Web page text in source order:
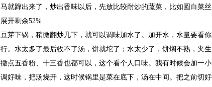
马就蹿出来了，炒出香味以后，先放比较耐炒的蔬菜，比如圆白菜
展开剩余52%
豆芽下锅，稍微翻炒几下，就可以调味加水了。加开水，水量要看
行。水太多了最后收不了汤，饼就坨了；水太少了，饼焖不熟，夹
撒点五香粉、十三香也都可以，这个看个人口味。我有时候会加一小
调好味，把汤烧开，这时候锅里是菜在底下，汤在中间。把之前切